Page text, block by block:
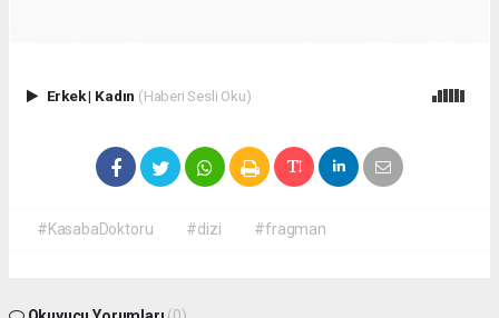
Erkek| Kadın (Haberi Sesli Oku)
#KasabaDoktoru #dizi #fragman